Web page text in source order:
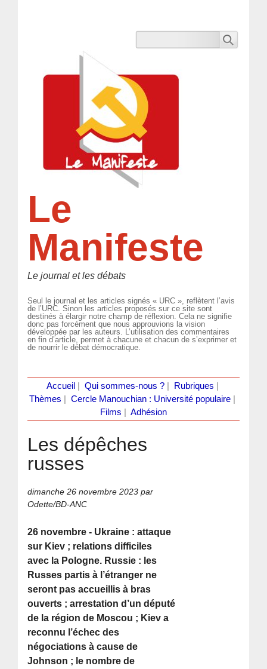
Le
Manifeste
Le journal et les débats
Seul le journal et les articles signés « URC », reflètent l’avis
de l’URC. Sinon les articles proposés sur ce site sont
destinés à élargir notre champ de réflexion. Cela ne signifie
donc pas forcément que nous approuvions la vision
développée par les auteurs. L’utilisation des commentaires
en fin d’article, permet à chacune et chacun de s’exprimer et
de nourrir le débat démocratique.
Accueil Qui sommes-nous ?| Rubriques
Thèmes
Cercle Manouchian : Université populaire
Films
Adhésion
Les dépêches
russes
dimanche 26 novembre 2023 par
Odette/BD-ANC
26 novembre - Ukraine : attaque
sur Kiev ; relations difficiles
avec la Pologne. Russie : les
Russes partis à l’étranger ne
seront pas accueillis à bras
ouverts ; arrestation d’un député
de la région de Moscou ; Kiev a
reconnu l’échec des
négociations à cause de
Johnson ; le nombre de